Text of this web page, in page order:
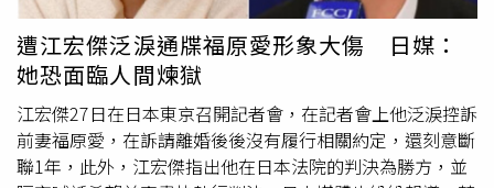
遭江宏傑泛淚通牒福原愛形象大傷 日媒：
她恐面臨人間煉獄
江宏傑27日在日本東京召開記者會，在記者會上他泛淚控訴
前妻福原愛，在訴請離婚後後沒有履行相關約定，還刻意斷
聯1年，此外，江宏傑指出他在日本法院的判決為勝方，並